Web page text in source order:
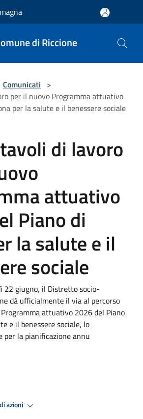
di Riccione
Comunicati >
per il nuovo Programma attuativo
per la salute e il benessere sociale
di lavoro
attuativo
Piano di
la salute e il
sociale
22 giugno, il Distretto socio-
dà ufficialmente il via al percorso
attuativo 2026 del Piano
e il benessere sociale, lo
la pianificazione annu
azioni